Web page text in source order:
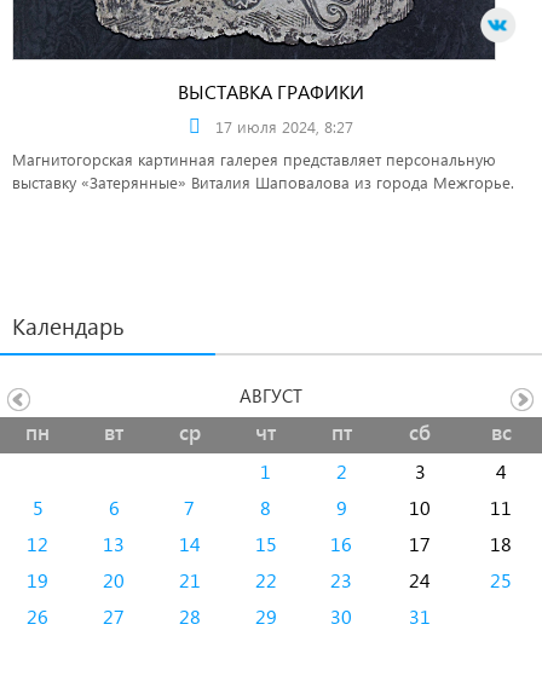
ВЫСТАВКА ГРАФИКИ
17 июля 2024, 8:27
Магнитогорская картинная галерея представляет персональную
выставку «Затерянные» Виталия Шаповалова из города Межгорье.
Календарь
пн вт ср чт пт сб вс
1 2 3
4
5
6 7 8 9 10
11
12
13 14 15 16 17
18
19
20 21 22 23 24
25
26
27 28 29 30 31
АВГУСТ